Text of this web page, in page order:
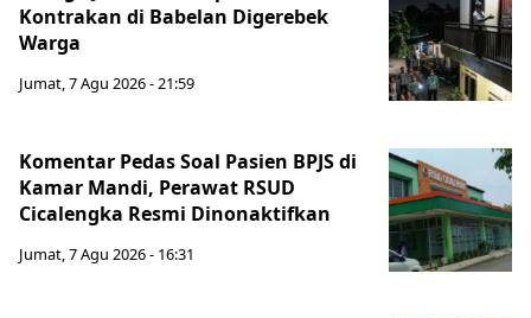
Kontrakan di Babelan Digerebek
Warga
Jumat, 7 Agu 2026 - 21:59
Komentar Pedas Soal Pasien BPJS di
Kamar Mandi, Perawat RSUD
Cicalengka Resmi Dinonaktifkan
Jumat, 7 Agu 2026 - 16:31